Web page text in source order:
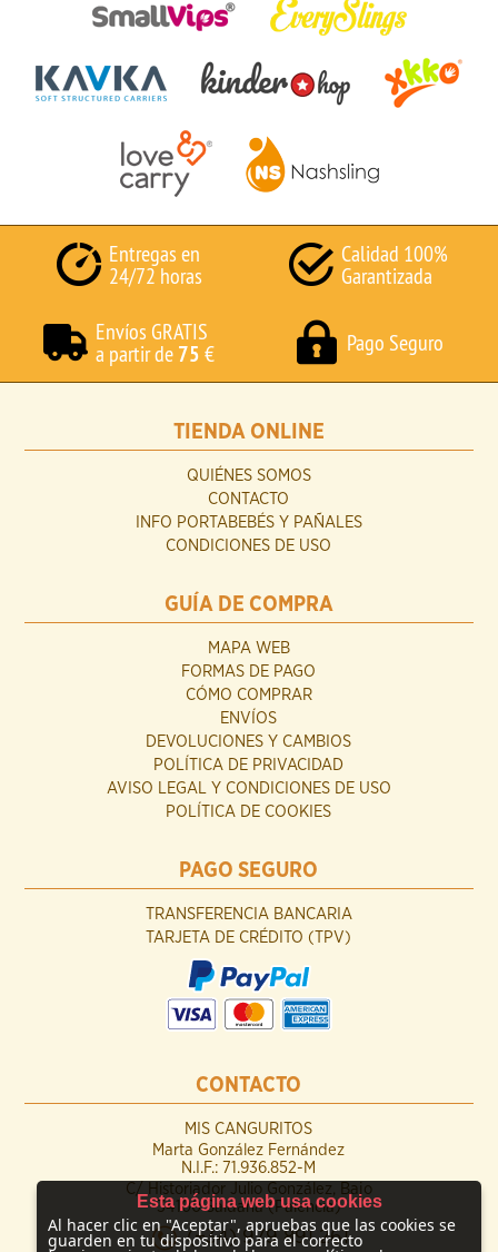
Entregas en
24/72 horas
Calidad 100%
Garantizada
Envíos GRATIS
a partir de 75 € Pago Seguro
TIENDA ONLINE
QUIÉNES SOMOS
CONTACTO
INFO PORTABEBÉS Y PAÑALES
CONDICIONES DE USO
GUÍA DE COMPRA
MAPA WEB
FORMAS DE PAGO
CÓMO COMPRAR
ENVÍOS
DEVOLUCIONES Y CAMBIOS
POLÍTICA DE PRIVACIDAD
AVISO LEGAL Y CONDICIONES DE USO
POLÍTICA DE COOKIES
PAGO SEGURO
TRANSFERENCIA BANCARIA
TARJETA DE CRÉDITO (TPV)
CONTACTO
MIS CANGURITOS
Marta González Fernández
N.I.F.: 71.936.852-M
C/ Historiador Julio González, Bajo
34100 Saldaña (Palencia)
(+34) 979 891 261
Esta página web usa cookies
Al hacer clic en "Aceptar", apruebas que las cookies se
guarden en tu dispositivo para el correcto